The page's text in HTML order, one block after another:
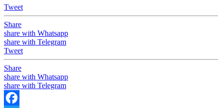
Tweet
Share
share with Whatsapp
share with Telegram
Tweet
Share
share with Whatsapp
share with Telegram